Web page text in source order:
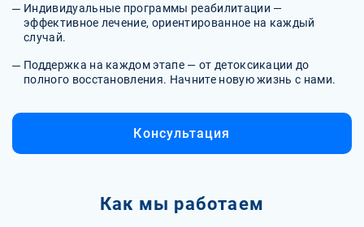
Индивидуальные программы реабилитации —
эффективное лечение, ориентированное на каждый
случай.
Поддержка на каждом этапе — от детоксикации до
полного восстановления. Начните новую жизнь с нами.
Консультация
Как мы работаем